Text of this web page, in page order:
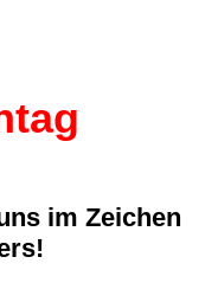
im Zeichen